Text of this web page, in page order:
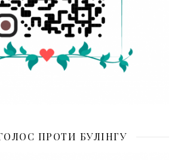
ПРОТИ БУЛІНГУ